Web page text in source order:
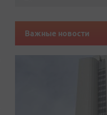
Важные новости